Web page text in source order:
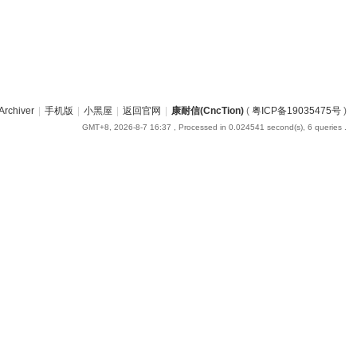
| 手机版 | 小黑屋 | 返回官网 | 康耐信(CncTion)( 粤ICP备19035475号)
GMT+8, 2026-8-7 16:37 , Processed in 0.024541 second(s), 6 queries .